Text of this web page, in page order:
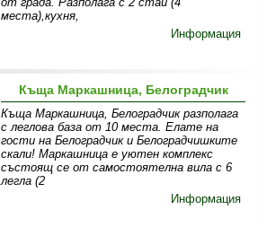
места),кухня,
Информация
Къща Маркашница, Белоградчик
Къща Маркашница, Белоградчик разполага
с леглова база от 10 места. Елате на
гости на Белоградчик и Белоградчишките
скали! Маркашница е уютен комплекс
състоящ се от самостоятелна вила с 6
легла (2
Информация